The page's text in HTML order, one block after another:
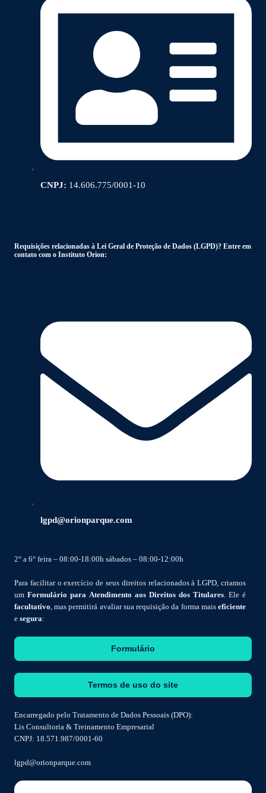
CNPJ: 14.606.775/0001-10
Requisições relacionadas à Lei Geral de Proteção de Dados (LGPD)? Entre em
contato com o Instituto Orion:
lgpd@orionparque.com
2° a 6° feira – 08:00-18:00h sábados – 08:00-12:00h
Para facilitar o exercício de seus direitos relacionados à LGPD, criamos
um Formulário para Atendimento aos Direitos dos Titulares . Ele é
facultativo , mas permitirá avaliar sua requisição da forma mais eficiente
e segura:
Formulário
Termos de uso do site
Encarregado pelo Tratamento de Dados Pessoais (DPO):
Lis Consultoria & Treinamento Empresarial
CNPJ: 18.571.987/0001-60
lgpd@orionparque.com